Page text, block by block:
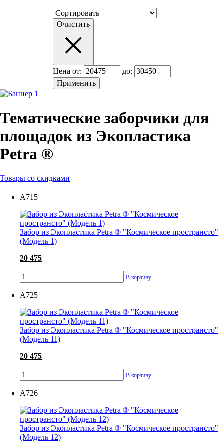
Очистить
Цена от: до:
Тематические заборчики для
площадок из Экопластика
Petra ®
Товары со скидками
А715
Забор из Экопластика Petra ® "Космическое пространсто"
(Модель 1)
20 475
В корзину
А725
Забор из Экопластика Petra ® "Космическое пространсто"
(Модель 11)
20 475
В корзину
А726
Забор из Экопластика Petra ® "Космическое пространсто"
(Модель 12)